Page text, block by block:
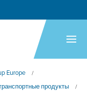
Europe /
продукты /